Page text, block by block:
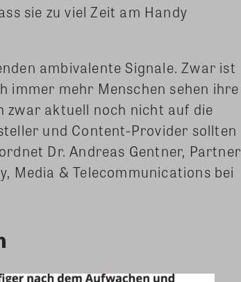
sie zu viel Zeit am Handy
ambivalente Signale. Zwar ist
immer mehr Menschen sehen ihre
zwar aktuell noch nicht auf die
und Content-Provider sollten
Dr. Andreas Gentner, Partner
Media & Telecommunications bei